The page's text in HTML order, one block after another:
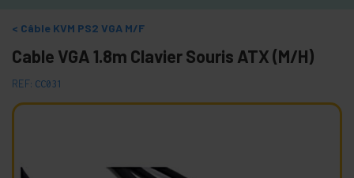
Câble KVM PS2 VGA M/F
Cable VGA 1.8m Clavier Souris ATX (M/H)
REF: CC031